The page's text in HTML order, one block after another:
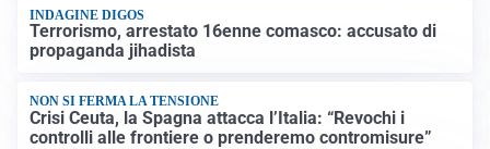
INDAGINE DIGOS
Terrorismo, arrestato 16enne comasco: accusato di
propaganda jihadista
NON SI FERMA LA TENSIONE
Crisi Ceuta, la Spagna attacca l’Italia: “Revochi i
controlli alle frontiere o prenderemo contromisure”